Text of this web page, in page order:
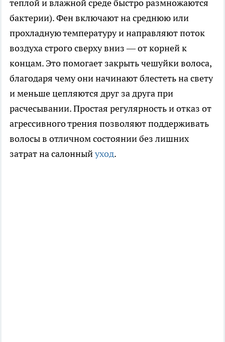
теплой и влажной среде быстро размножаются
бактерии). Фен включают на среднюю или
прохладную температуру и направляют поток
воздуха строго сверху вниз — от корней к
концам. Это помогает закрыть чешуйки волоса,
благодаря чему они начинают блестеть на свету
и меньше цепляются друг за друга при
расчесывании. Простая регулярность и отказ от
агрессивного трения позволяют поддерживать
волосы в отличном состоянии без лишних
затрат на салонныйуход.